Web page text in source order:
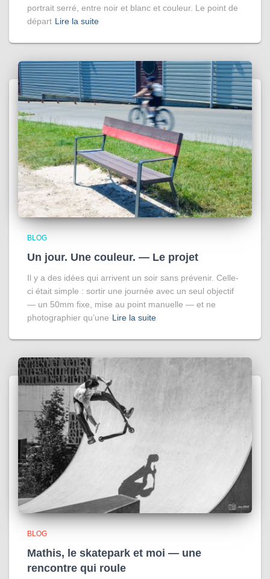
portrait serré, entre noir et blanc et couleur. Le point de
départ Lire la suite
BLOG
Un jour. Une couleur. — Le projet
Il y a des idées qui arrivent un soir sans prévenir. Celle-
ci était simple : sortir une journée avec un seul objectif
— un 50mm fixe, mise au point manuelle — et ne
photographier qu’une Lire la suite
BLOG
Mathis, le skatepark et moi — une
rencontre qui roule